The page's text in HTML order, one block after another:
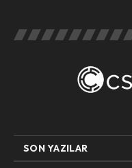
SON YAZILAR